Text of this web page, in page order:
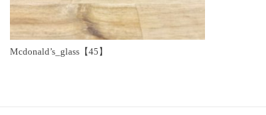
Mcdonald’s_glass【45】